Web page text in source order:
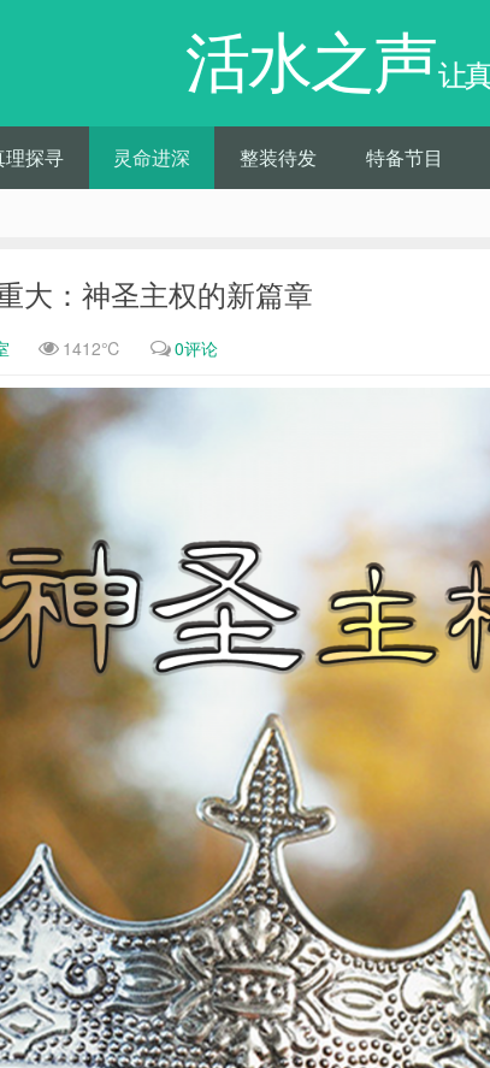
活水之声让
理探寻 灵命进深 整装待发 特备节目
大：神圣主权的新篇章
1412℃ 0评论